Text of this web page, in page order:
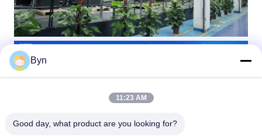
Byn
11:23 AM
Good day, what product are you looking for?